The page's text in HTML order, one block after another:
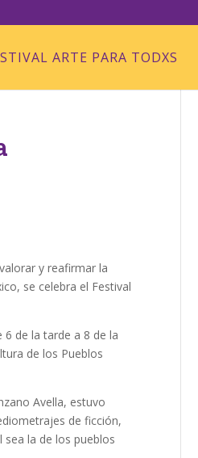
ARTE PARA TODXS
y reafirmar la
se celebra el Festival
6 de la tarde a 8 de la
de los Pueblos
Avella, estuvo
de ficción,
la de los pueblos